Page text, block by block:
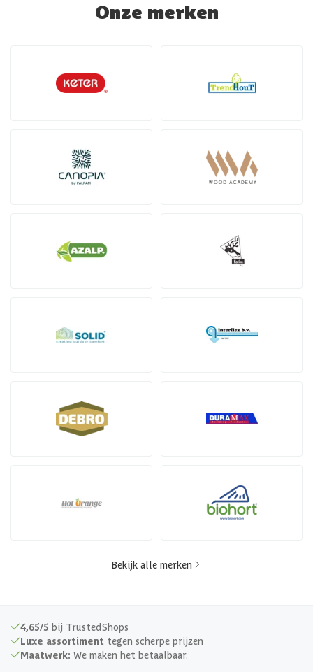
Onze merken
Bekijk alle merken
4,65/5 bij TrustedShops
Luxe assortiment tegen scherpe prijzen
Maatwerk: We maken het betaalbaar.